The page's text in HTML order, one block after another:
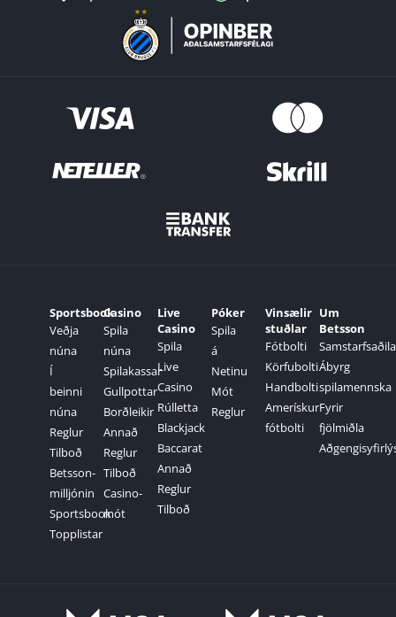
Sportsbook
Veðja
núna
Í
beinni
núna
Reglur
Tilboð
Betsson-
milljónin
Sportsbook
Topplistar
Casino
Spila
núna
Spilakassar
Gullpottar
Borðleikir
Annað
Reglur
Tilboð
Casino-
mót
Live
Casino
Spila
Live
Casino
Rúlletta
Blackjack
Baccarat
Annað
Reglur
Tilboð
Póker
Spila
á
Netinu
Mót
Reglur
Vinsælir
stuðlar
Fótbolti
Körfubolti
Handbolti
Amerískur
fótbolti
Um
Betsson
Ábyrg
spilamennska
Fyrir
fjölmiðla